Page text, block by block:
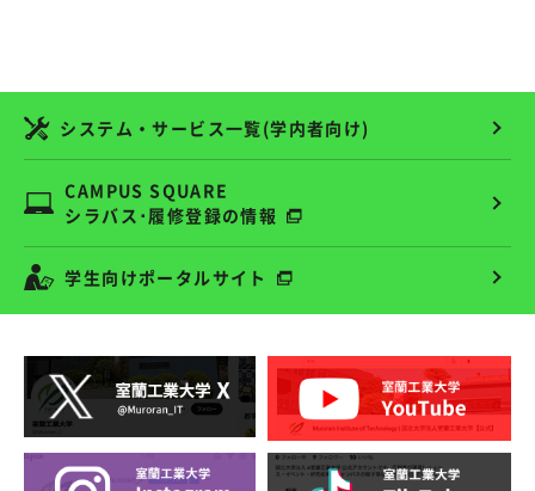
システム・サービス一覧(学内者向け)
CAMPUS SQUARE
シラバス･履修登録の情報
学生向けポータルサイト